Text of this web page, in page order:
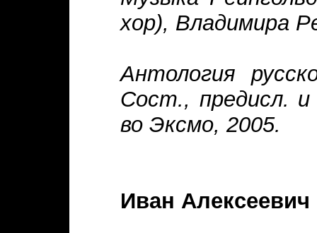
хор), Владимира
Антология
Сост., предисл.
во Эксмо, 2005.
Иван